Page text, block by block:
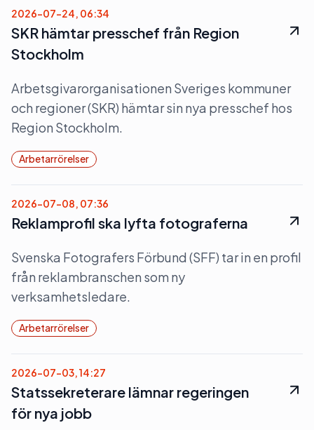
2026-07-24, 06:34
SKR hämtar presschef från Region
Stockholm
Arbetsgivarorganisationen Sveriges kommuner
och regioner (SKR) hämtar sin nya presschef hos
Region Stockholm.
Arbetarrörelser
2026-07-08, 07:36
Reklamprofil ska lyfta fotograferna
Svenska Fotografers Förbund (SFF) tar in en profil
från reklambranschen som ny
verksamhetsledare.
Arbetarrörelser
2026-07-03, 14:27
Statssekreterare lämnar regeringen
för nya jobb